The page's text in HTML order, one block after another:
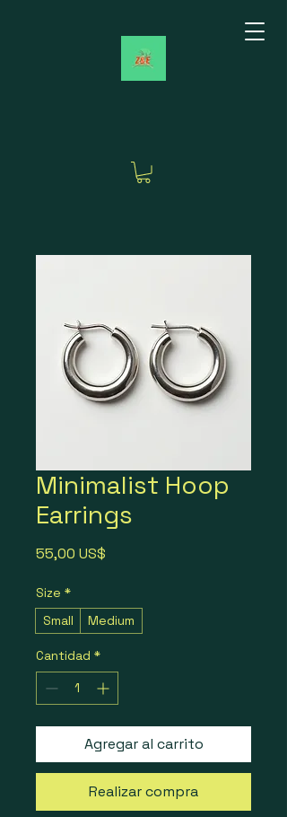
Minimalist Hoop
Earrings
55,00 US$
Size *
Small
Medium
Cantidad *
Agregar al carrito
Realizar compra